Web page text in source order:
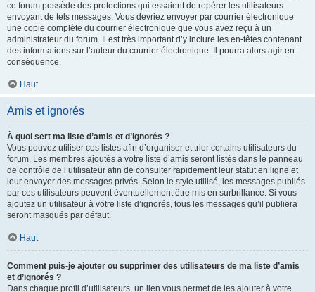
ce forum possède des protections qui essaient de repérer les utilisateurs
envoyant de tels messages. Vous devriez envoyer par courrier électronique
une copie complète du courrier électronique que vous avez reçu à un
administrateur du forum. Il est très important d’y inclure les en-têtes contenant
des informations sur l’auteur du courrier électronique. Il pourra alors agir en
conséquence.
Haut
Amis et ignorés
À quoi sert ma liste d’amis et d’ignorés ?
Vous pouvez utiliser ces listes afin d’organiser et trier certains utilisateurs du
forum. Les membres ajoutés à votre liste d’amis seront listés dans le panneau
de contrôle de l’utilisateur afin de consulter rapidement leur statut en ligne et
leur envoyer des messages privés. Selon le style utilisé, les messages publiés
par ces utilisateurs peuvent éventuellement être mis en surbrillance. Si vous
ajoutez un utilisateur à votre liste d’ignorés, tous les messages qu’il publiera
seront masqués par défaut.
Haut
Comment puis-je ajouter ou supprimer des utilisateurs de ma liste d’amis
et d’ignorés ?
Dans chaque profil d’utilisateurs, un lien vous permet de les ajouter à votre